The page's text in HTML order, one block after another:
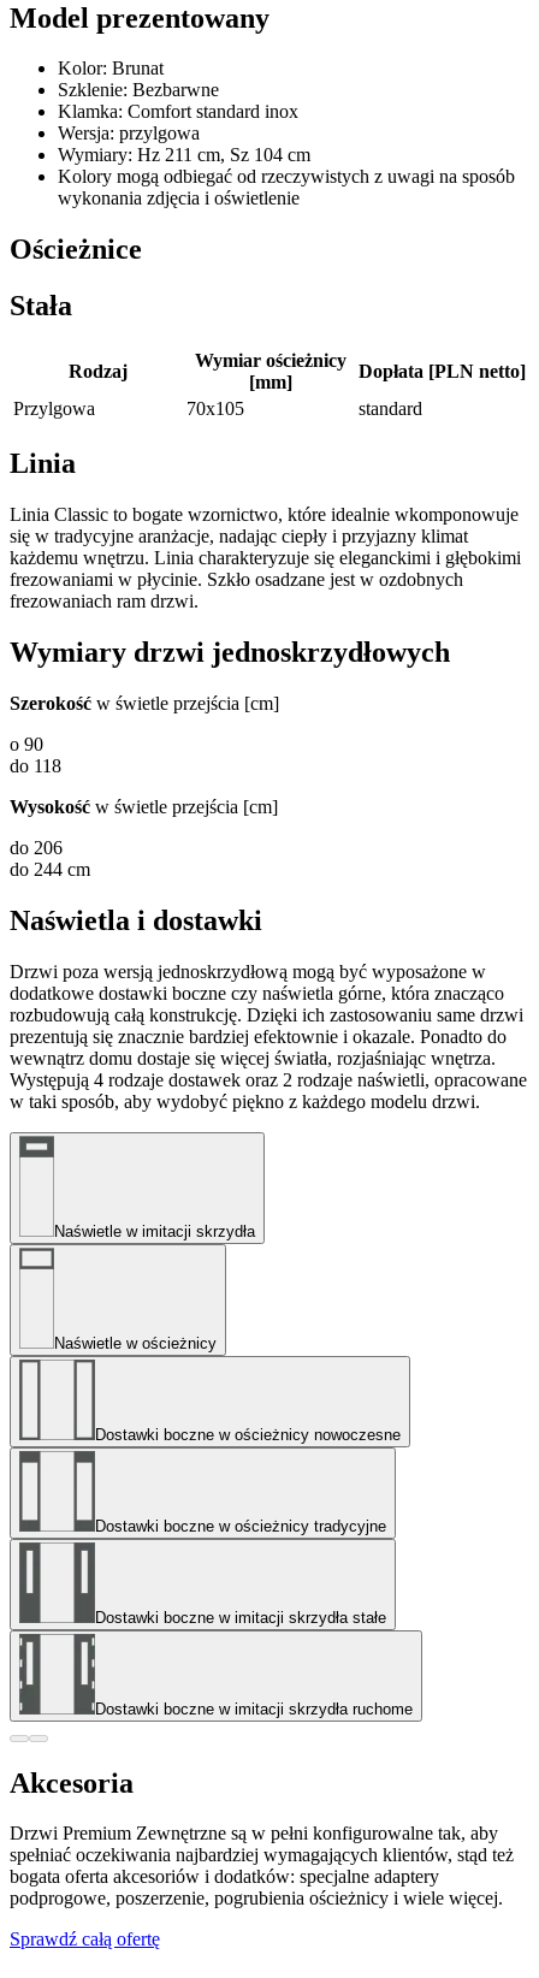
Model prezentowany
Kolor: Brunat
Szklenie: Bezbarwne
Klamka: Comfort standard inox
Wersja: przylgowa
Wymiary: Hz 211 cm, Sz 104 cm
Kolory mogą odbiegać od rzeczywistych z uwagi na sposób
wykonania zdjęcia i oświetlenie
Ościeżnice
Stała
Rodzaj
Wymiar ościeżnicy
[mm]
Dopłata [PLN netto]
Przylgowa
70x105 standard
Linia
Linia Classic to bogate wzornictwo, które idealnie wkomponowuje
się w tradycyjne aranżacje, nadając ciepły i przyjazny klimat
każdemu wnętrzu. Linia charakteryzuje się eleganckimi i głębokimi
frezowaniami w płycinie. Szkło osadzane jest w ozdobnych
frezowaniach ram drzwi.
Wymiary drzwi jednoskrzydłowych
Szerokość w świetle przejścia [cm]
o 90
do 118
Wysokość w świetle przejścia [cm]
do 206
do 244 cm
Naświetla i dostawki
Drzwi poza wersją jednoskrzydłową mogą być wyposażone w
dodatkowe dostawki boczne czy naświetla górne, która znacząco
rozbudowują całą konstrukcję. Dzięki ich zastosowaniu same drzwi
prezentują się znacznie bardziej efektownie i okazale. Ponadto do
wewnątrz domu dostaje się więcej światła, rozjaśniając wnętrza.
Występują 4 rodzaje dostawek oraz 2 rodzaje naświetli, opracowane
w taki sposób, aby wydobyć piękno z każdego modelu drzwi.
Naświetle w imitacji skrzydła
Naświetle w ościeżnicy
Dostawki boczne w ościeżnicy nowoczesne
Dostawki boczne w ościeżnicy tradycyjne
Dostawki boczne w imitacji skrzydła stałe
Dostawki boczne w imitacji skrzydła ruchome
Akcesoria
Drzwi Premium Zewnętrzne są w pełni konfigurowalne tak, aby
spełniać oczekiwania najbardziej wymagających klientów, stąd też
bogata oferta akcesoriów i dodatków: specjalne adaptery
podprogowe, poszerzenie, pogrubienia ościeżnicy i wiele więcej.
Sprawdź całą ofertę